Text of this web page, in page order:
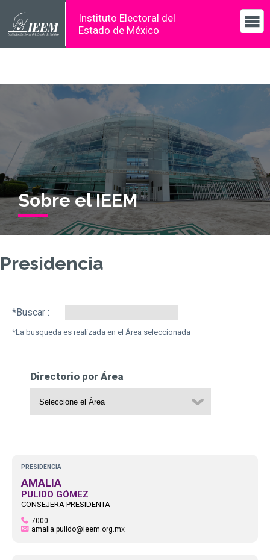
Instituto Electoral del
Estado de México
Sobre el IEEM
Presidencia
Directorio por Área
PRESIDENCIA
AMALIA
PULIDO GÓMEZ
CONSEJERA PRESIDENTA
7000
amalia.pulido@ieem.org.mx